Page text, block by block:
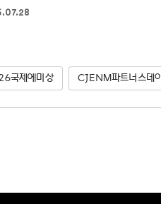
우스’ 역할 굳건
국제에미상 CJENM파트너스데이